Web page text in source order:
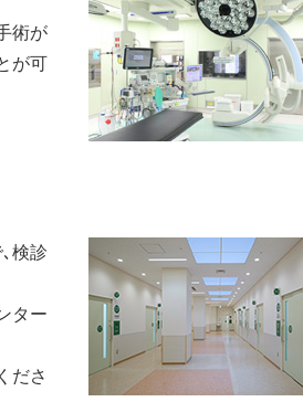
術が
が可
検診
ター
ださ